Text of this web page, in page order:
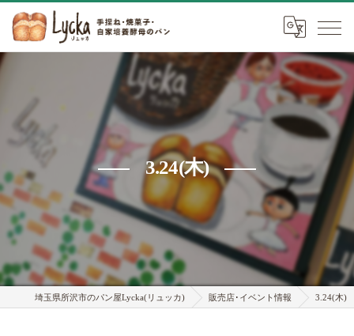
3.24(木)
埼玉県所沢市のパン屋Lycka(リュッカ) 販売店･イベント情報 3.24(木)